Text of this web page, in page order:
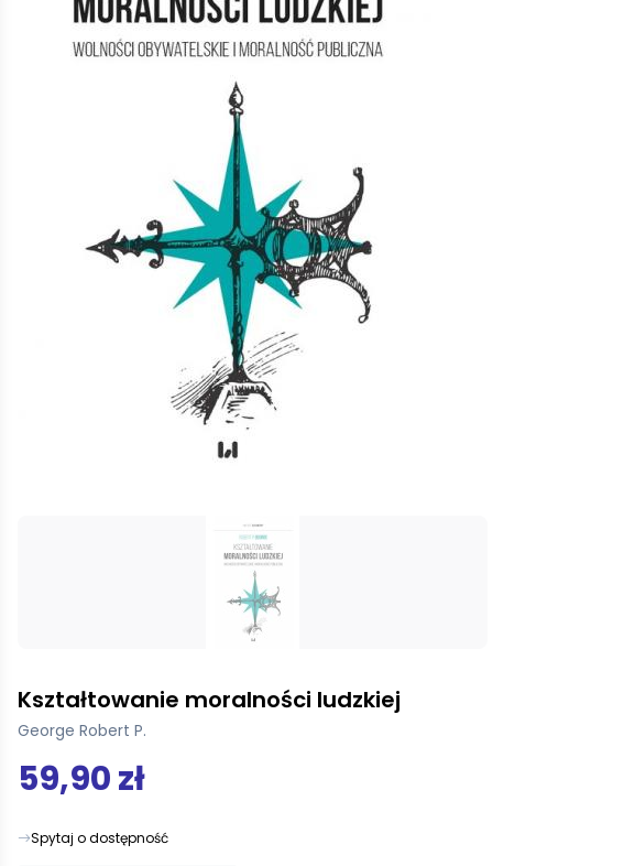
Kształtowanie moralności ludzkiej
George Robert P.
59,90 zł
Spytaj o dostępność